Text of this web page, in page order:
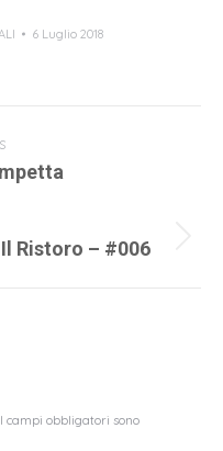
6 Luglio 2018
Ristoro – #006
campi obbligatori sono